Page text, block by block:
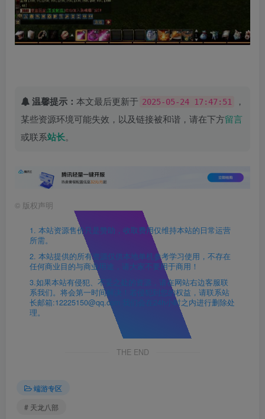
温馨提示： 本文最后更新于 2025-05-24 17:47:51
，
某些资源环境可能失效，以及链接被和谐，请在下方留言
或联系站长。
© 版权声明
1. 本站资源售价只是赞助，收取费用仅维持本站的日常运营
所需。
2. 本站提供的所有资源仅供本地单机参考学习使用，不存在
任何商业目的与商业用途，请大家不要用于商用！
3.如果本站有侵犯、不妥之处的资源，请在网站右边客服联
系我们。将会第一时间解决！若侵犯到您的权益，请联系站
长邮箱:12225150@qq.com 我们会在24h小时之内进行删除处
理。
THE END
端游专区
# 天龙八部